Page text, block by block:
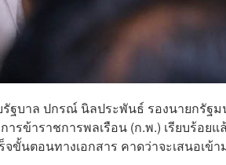
ฐบาล ปกรณ์ นิลประพันธ์ รองนายกรัฐ
ข้าราชการพลเรือน (ก.พ.) เรียบร้อยแ
ขั้นตอนทางเอกสาร คาดว่าจะเสนอเข้